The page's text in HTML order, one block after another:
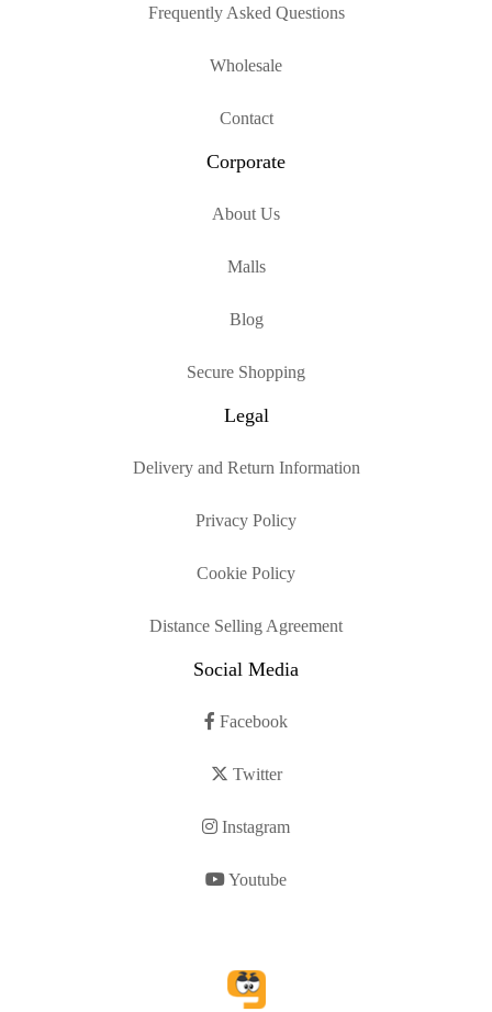
Frequently Asked Questions
Wholesale
Contact
Corporate
About Us
Malls
Blog
Secure Shopping
Legal
Delivery and Return Information
Privacy Policy
Cookie Policy
Distance Selling Agreement
Social Media
Facebook
Twitter
Instagram
Youtube